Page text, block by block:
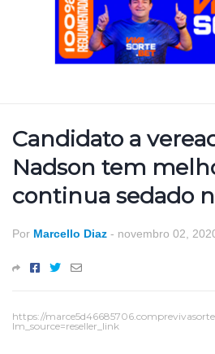
Candidato a
Nadson tem
continua sedado
Por Marcello Diaz - novembro 02,
https://
lm_source=reseller_link